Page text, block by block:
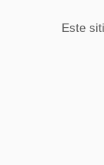
Este